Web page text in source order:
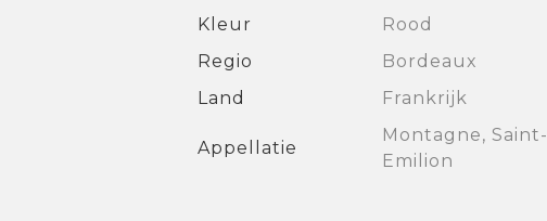
Kleur
Rood
Regio
Bordeaux
Land
Frankrijk
Appellatie
Montagne, Saint-
Emilion